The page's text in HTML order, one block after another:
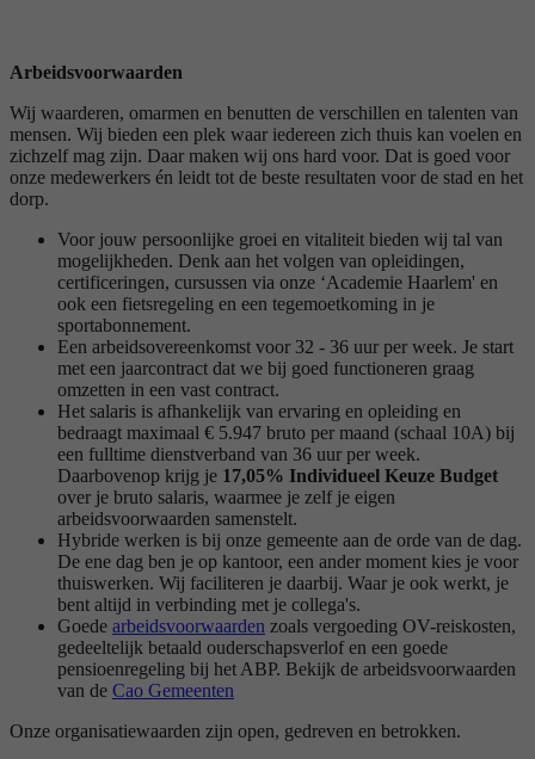
Arbeidsvoorwaarden
Wij waarderen, omarmen en benutten de verschillen en talenten van
mensen. Wij bieden een plek waar iedereen zich thuis kan voelen en
zichzelf mag zijn. Daar maken wij ons hard voor. Dat is goed voor
onze medewerkers én leidt tot de beste resultaten voor de stad en het
dorp.
Voor jouw persoonlijke groei en vitaliteit bieden wij tal van
mogelijkheden. Denk aan het volgen van opleidingen,
certificeringen, cursussen via onze ‘Academie Haarlem' en
ook een fietsregeling en een tegemoetkoming in je
sportabonnement.
Een arbeidsovereenkomst voor 32 - 36 uur per week. Je start
met een jaarcontract dat we bij goed functioneren graag
omzetten in een vast contract.
Het salaris is afhankelijk van ervaring en opleiding en
bedraagt maximaal € 5.947 bruto per maand (schaal 10A) bij
een fulltime dienstverband van 36 uur per week.
Daarbovenop krijg je 17,05% Individueel Keuze Budget
over je bruto salaris, waarmee je zelf je eigen
arbeidsvoorwaarden samenstelt.
Hybride werken is bij onze gemeente aan de orde van de dag.
De ene dag ben je op kantoor, een ander moment kies je voor
thuiswerken. Wij faciliteren je daarbij. Waar je ook werkt, je
bent altijd in verbinding met je collega's.
Goede arbeidsvoorwaarden zoals vergoeding OV-reiskosten,
gedeeltelijk betaald ouderschapsverlof en een goede
pensioenregeling bij het ABP. Bekijk de arbeidsvoorwaarden
van de Cao Gemeenten
Onze organisatiewaarden zijn open, gedreven en betrokken.